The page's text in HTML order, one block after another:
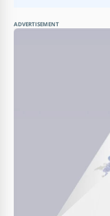
ADVERTISEMENT